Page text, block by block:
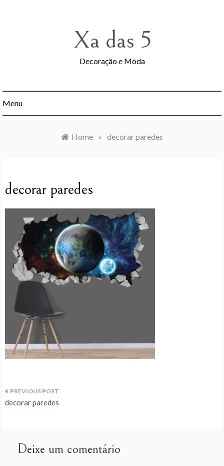
Xa das 5
Decoração e Moda
Menu
Home » decorar paredes
decorar paredes
Navegação
artigos
decorar paredes
Deixe um comentário